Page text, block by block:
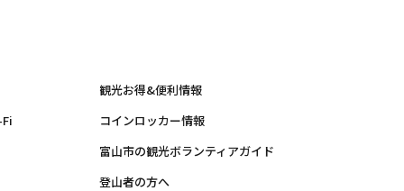
観光お得&便利情報
コインロッカー情報
富山市の観光ボランティアガイド
登山者の方へ